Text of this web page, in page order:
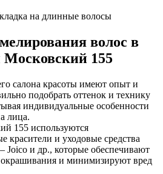
на длинные волосы
волос в
Московский 155
салона красоты имеют опыт и
подобрать оттенок и технику
индивидуальные особенности
лица.
155 используются
красители и уходовые средства
Joico и др., которые обеспечивают
окрашивания и минимизируют вред